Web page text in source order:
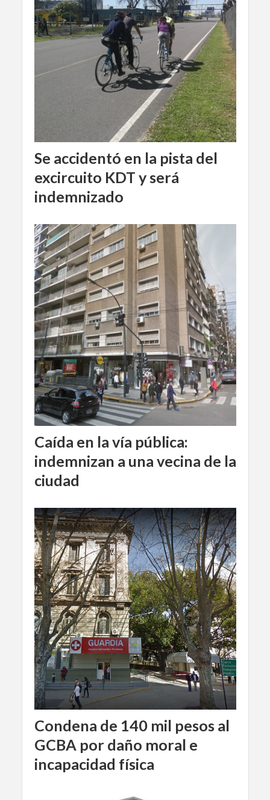
Se accidentó en la pista del
excircuito KDT y será
indemnizado
Caída en la vía pública:
indemnizan a una vecina de la
ciudad
Condena de 140 mil pesos al
GCBA por daño moral e
incapacidad física